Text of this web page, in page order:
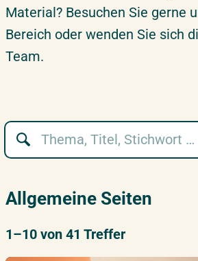
Material? Besuchen Sie gerne
Bereich oder wenden Sie sich
Team.
Suchbegriff
Allgemeine Seiten
1–10 von 41 Treffer